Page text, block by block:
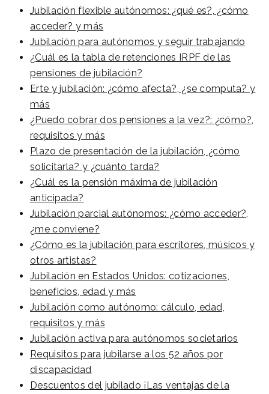
Jubilación flexible autónomos: ¿qué es?, ¿cómo
acceder? y más
Jubilación para autónomos y seguir trabajando
¿Cuál es la tabla de retenciones IRPF de las
pensiones de jubilación?
Erte y jubilación: ¿cómo afecta?, ¿se computa? y
más
¿Puedo cobrar dos pensiones a la vez?: ¿cómo?,
requisitos y más
Plazo de presentación de la jubilación, ¿cómo
solicitarla? y ¿cuánto tarda?
¿Cuál es la pensión máxima de jubilación
anticipada?
Jubilación parcial autónomos: ¿cómo acceder?,
¿me conviene?
¿Cómo es la jubilación para escritores, músicos y
otros artistas?
Jubilación en Estados Unidos: cotizaciones,
beneficios, edad y más
Jubilación como autónomo: cálculo, edad,
requisitos y más
Jubilación activa para autónomos societarios
Requisitos para jubilarse a los 52 años por
discapacidad
Descuentos del jubilado ¡Las ventajas de la